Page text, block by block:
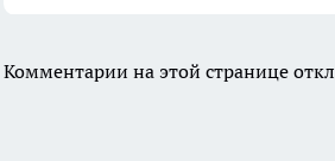
Комментарии на этой странице